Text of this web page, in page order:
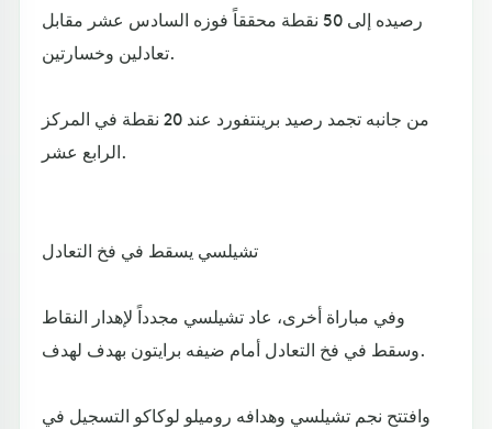
رصيده إلى 50 نقطة محققاً فوزه السادس عشر مقابل
تعادلين وخسارتين.
من جانبه تجمد رصيد برينتفورد عند 20 نقطة في المركز
الرابع عشر.
تشيلسي يسقط في فخ التعادل
وفي مباراة أخرى، عاد تشيلسي مجدداً لإهدار النقاط
وسقط في فخ التعادل أمام ضيفه برايتون بهدف لهدف.
وافتتح نجم تشيلسي وهدافه روميلو لوكاكو التسجيل في